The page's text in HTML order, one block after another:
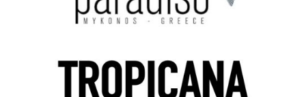
Science & Tech
Σεβασμιώτατος Δωρόθεος Β’